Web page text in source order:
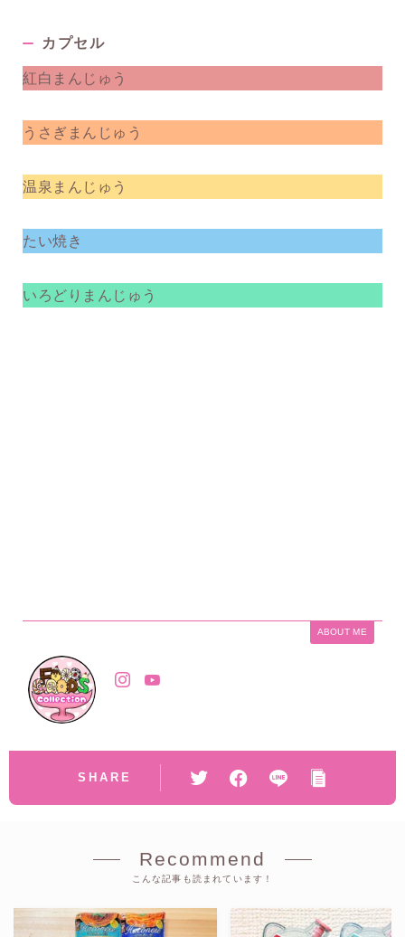
カプセル
紅白まんじゅう
うさぎまんじゅう
温泉まんじゅう
たい焼き
いろどりまんじゅう
ABOUT ME
SHARE
Recommend
こんな記事も読まれています！